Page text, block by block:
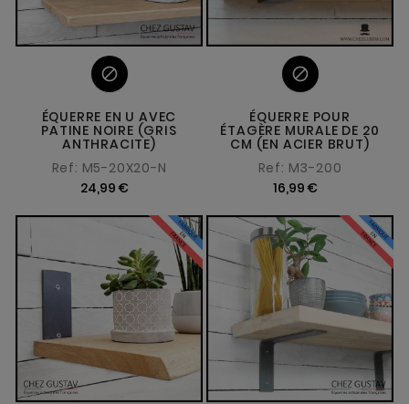

ÉQUERRE EN U AVEC
PATINE NOIRE (GRIS
ANTHRACITE)
Ref: M5-20X20-N
24,99 €

ÉQUERRE POUR
ÉTAGÈRE MURALE DE 20
CM (EN ACIER BRUT)
Ref: M3-200
16,99 €